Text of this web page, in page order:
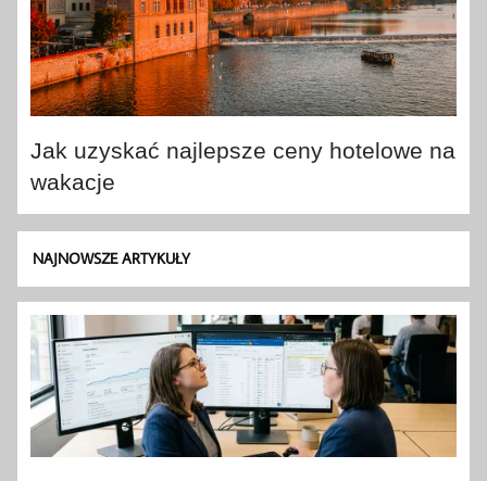
Jak uzyskać najlepsze ceny hotelowe na
wakacje
NAJNOWSZE ARTYKUŁY